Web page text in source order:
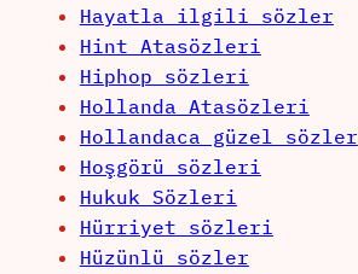
Hayatla ilgili sözler
Hint Atasözleri
Hiphop sözleri
Hollanda Atasözleri
Hollandaca güzel sözler
Hoşgörü sözleri
Hukuk Sözleri
Hürriyet sözleri
Hüzünlü sözler